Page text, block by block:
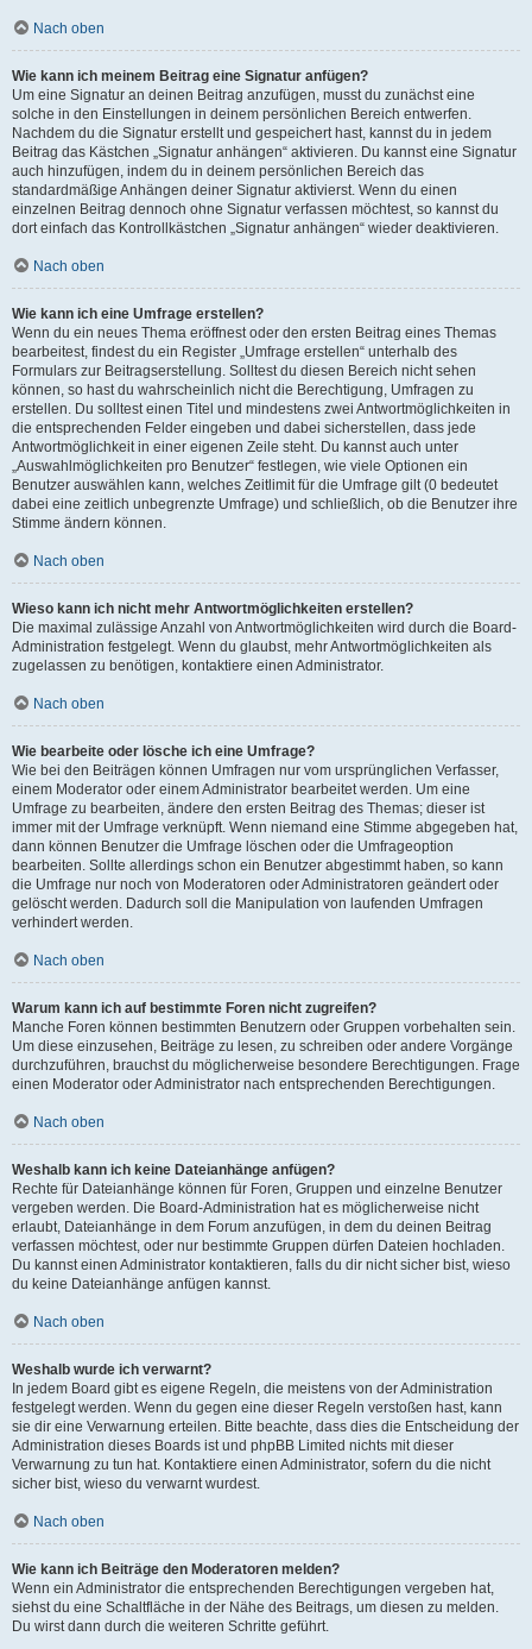
Nach oben
Wie kann ich meinem Beitrag eine Signatur anfügen?
Um eine Signatur an deinen Beitrag anzufügen, musst du zunächst eine
solche in den Einstellungen in deinem persönlichen Bereich entwerfen.
Nachdem du die Signatur erstellt und gespeichert hast, kannst du in jedem
Beitrag das Kästchen „Signatur anhängen“ aktivieren. Du kannst eine Signatur
auch hinzufügen, indem du in deinem persönlichen Bereich das
standardmäßige Anhängen deiner Signatur aktivierst. Wenn du einen
einzelnen Beitrag dennoch ohne Signatur verfassen möchtest, so kannst du
dort einfach das Kontrollkästchen „Signatur anhängen“ wieder deaktivieren.
Nach oben
Wie kann ich eine Umfrage erstellen?
Wenn du ein neues Thema eröffnest oder den ersten Beitrag eines Themas
bearbeitest, findest du ein Register „Umfrage erstellen“ unterhalb des
Formulars zur Beitragserstellung. Solltest du diesen Bereich nicht sehen
können, so hast du wahrscheinlich nicht die Berechtigung, Umfragen zu
erstellen. Du solltest einen Titel und mindestens zwei Antwortmöglichkeiten in
die entsprechenden Felder eingeben und dabei sicherstellen, dass jede
Antwortmöglichkeit in einer eigenen Zeile steht. Du kannst auch unter
„Auswahlmöglichkeiten pro Benutzer“ festlegen, wie viele Optionen ein
Benutzer auswählen kann, welches Zeitlimit für die Umfrage gilt (0 bedeutet
dabei eine zeitlich unbegrenzte Umfrage) und schließlich, ob die Benutzer ihre
Stimme ändern können.
Nach oben
Wieso kann ich nicht mehr Antwortmöglichkeiten erstellen?
Die maximal zulässige Anzahl von Antwortmöglichkeiten wird durch die Board-
Administration festgelegt. Wenn du glaubst, mehr Antwortmöglichkeiten als
zugelassen zu benötigen, kontaktiere einen Administrator.
Nach oben
Wie bearbeite oder lösche ich eine Umfrage?
Wie bei den Beiträgen können Umfragen nur vom ursprünglichen Verfasser,
einem Moderator oder einem Administrator bearbeitet werden. Um eine
Umfrage zu bearbeiten, ändere den ersten Beitrag des Themas; dieser ist
immer mit der Umfrage verknüpft. Wenn niemand eine Stimme abgegeben hat,
dann können Benutzer die Umfrage löschen oder die Umfrageoption
bearbeiten. Sollte allerdings schon ein Benutzer abgestimmt haben, so kann
die Umfrage nur noch von Moderatoren oder Administratoren geändert oder
gelöscht werden. Dadurch soll die Manipulation von laufenden Umfragen
verhindert werden.
Nach oben
Warum kann ich auf bestimmte Foren nicht zugreifen?
Manche Foren können bestimmten Benutzern oder Gruppen vorbehalten sein.
Um diese einzusehen, Beiträge zu lesen, zu schreiben oder andere Vorgänge
durchzuführen, brauchst du möglicherweise besondere Berechtigungen. Frage
einen Moderator oder Administrator nach entsprechenden Berechtigungen.
Nach oben
Weshalb kann ich keine Dateianhänge anfügen?
Rechte für Dateianhänge können für Foren, Gruppen und einzelne Benutzer
vergeben werden. Die Board-Administration hat es möglicherweise nicht
erlaubt, Dateianhänge in dem Forum anzufügen, in dem du deinen Beitrag
verfassen möchtest, oder nur bestimmte Gruppen dürfen Dateien hochladen.
Du kannst einen Administrator kontaktieren, falls du dir nicht sicher bist, wieso
du keine Dateianhänge anfügen kannst.
Nach oben
Weshalb wurde ich verwarnt?
In jedem Board gibt es eigene Regeln, die meistens von der Administration
festgelegt werden. Wenn du gegen eine dieser Regeln verstoßen hast, kann
sie dir eine Verwarnung erteilen. Bitte beachte, dass dies die Entscheidung der
Administration dieses Boards ist und phpBB Limited nichts mit dieser
Verwarnung zu tun hat. Kontaktiere einen Administrator, sofern du die nicht
sicher bist, wieso du verwarnt wurdest.
Nach oben
Wie kann ich Beiträge den Moderatoren melden?
Wenn ein Administrator die entsprechenden Berechtigungen vergeben hat,
siehst du eine Schaltfläche in der Nähe des Beitrags, um diesen zu melden.
Du wirst dann durch die weiteren Schritte geführt.